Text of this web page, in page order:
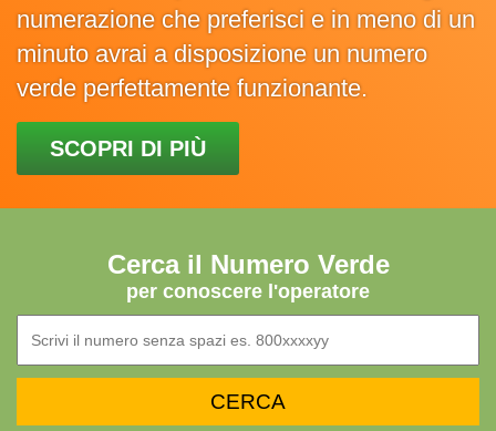
numerazione che preferisci e in meno di un
minuto avrai a disposizione un numero
verde perfettamente funzionante.
SCOPRI DI PIÙ
Cerca il Numero Verde
per conoscere l'operatore